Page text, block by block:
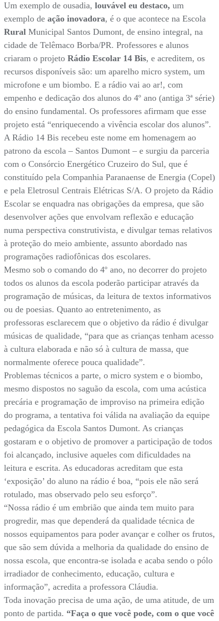
Um exemplo de ousadia, louvável eu destaco, um
exemplo de ação inovadora, é o que acontece na Escola
Rural Municipal Santos Dumont, de ensino integral, na
cidade de Telêmaco Borba/PR. Professores e alunos
criaram o projeto Rádio Escolar 14 Bis, e acreditem, os
recursos disponíveis são: um aparelho micro system, um
microfone e um biombo. E a rádio vai ao ar!, com
empenho e dedicação dos alunos do 4º ano (antiga 3ª série)
do ensino fundamental. Os professores afirmam que esse
projeto está “enriquecendo a vivência escolar dos alunos”.
A Rádio 14 Bis recebeu este nome em homenagem ao
patrono da escola – Santos Dumont – e surgiu da parceria
com o Consórcio Energético Cruzeiro do Sul, que é
constituído pela Companhia Paranaense de Energia (Copel)
e pela Eletrosul Centrais Elétricas S/A. O projeto da Rádio
Escolar se enquadra nas obrigações da empresa, que são
desenvolver ações que envolvam reflexão e educação
numa perspectiva construtivista, e divulgar temas relativos
à proteção do meio ambiente, assunto abordado nas
programações radiofônicas dos escolares.
Mesmo sob o comando do 4º ano, no decorrer do projeto
todos os alunos da escola poderão participar através da
programação de músicas, da leitura de textos informativos
ou de poesias. Quanto ao entretenimento, as
professoras esclarecem que o objetivo da rádio é divulgar
músicas de qualidade, “para que as crianças tenham acesso
à cultura elaborada e não só à cultura de massa, que
normalmente oferece pouca qualidade”.
Problemas técnicos a parte, o micro system e o biombo,
mesmo dispostos no saguão da escola, com uma acústica
precária e programação de improviso na primeira edição
do programa, a tentativa foi válida na avaliação da equipe
pedagógica da Escola Santos Dumont. As crianças
gostaram e o objetivo de promover a participação de todos
foi alcançado, inclusive aqueles com dificuldades na
leitura e escrita. As educadoras acreditam que esta
‘exposição’ do aluno na rádio é boa, “pois ele não será
rotulado, mas observado pelo seu esforço”.
“Nossa rádio é um embrião que ainda tem muito para
progredir, mas que dependerá da qualidade técnica de
nossos equipamentos para poder avançar e colher os frutos,
que são sem dúvida a melhoria da qualidade do ensino de
nossa escola, que encontra-se isolada e acaba sendo o pólo
irradiador de conhecimento, educação, cultura e
informação”, acredita a professora Cláudia.
Toda inovação precisa de uma ação, de uma atitude, de um
ponto de partida. “Faça o que você pode, com o que você